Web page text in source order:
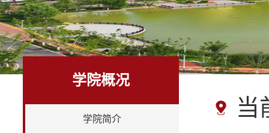
学院概况
学院简介 当